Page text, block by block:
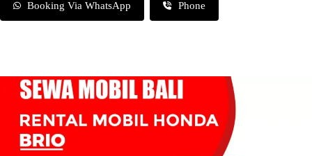
Booking Via WhatsApp Phone